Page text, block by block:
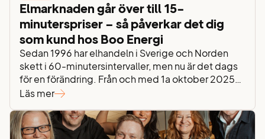
Elmarknaden går över till 15-
minuterspriser – så påverkar det dig
som kund hos Boo Energi
Sedan 1996 har elhandeln i Sverige och Norden
skett i 60-minutersintervaller, men nu är det dags
för en förändring. Från och med 1a oktober 2025
övergår elbörsen Nord Pool till att sätta elpriser var
till att förbättra balansen i elnätet och underlätta
integrationen av förnybara energikällor som sol-…
Läs mer